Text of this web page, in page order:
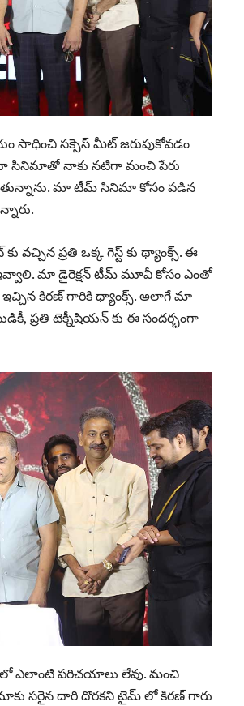
సాధించి సక్సెస్ మీట్ జరుపుకోవడం
సినిమాతో నాకు నటిగా మంచి పేరు
మా టీమ్ సినిమా కోసం పడిన
వచ్చిన ప్రతి ఒక్క గెస్ట్ కు థ్యాంక్స్. ఈ
మా డైరెక్షన్ టీమ్ మూవీ కోసం ఎంతో
ఇచ్చిన కిరణ్ గారికి థ్యాంక్స్. అలాగే మా
ప్రతి టెక్నీషియన్ కు ఈ సందర్భంగా
ఎలాంటి పరిచయాలు లేవు. మంచి
మాకు సరైన దారి దొరకని టైమ్ లో కిరణ్ గారు